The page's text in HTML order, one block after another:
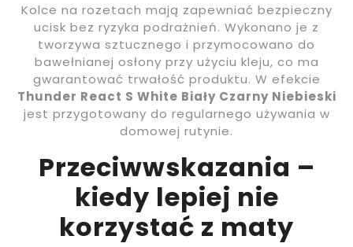
Kolce na rozetach mają zapewniać bezpieczny
ucisk bez ryzyka podrażnień. Wykonano je z
tworzywa sztucznego i przymocowano do
bawełnianej osłony przy użyciu kleju, co ma
gwarantować trwałość produktu. W efekcie
Thunder React S White Biały Czarny Niebieski
jest przygotowany do regularnego używania w
domowej rutynie.
Przeciwwskazania –
kiedy lepiej nie
korzystać z maty